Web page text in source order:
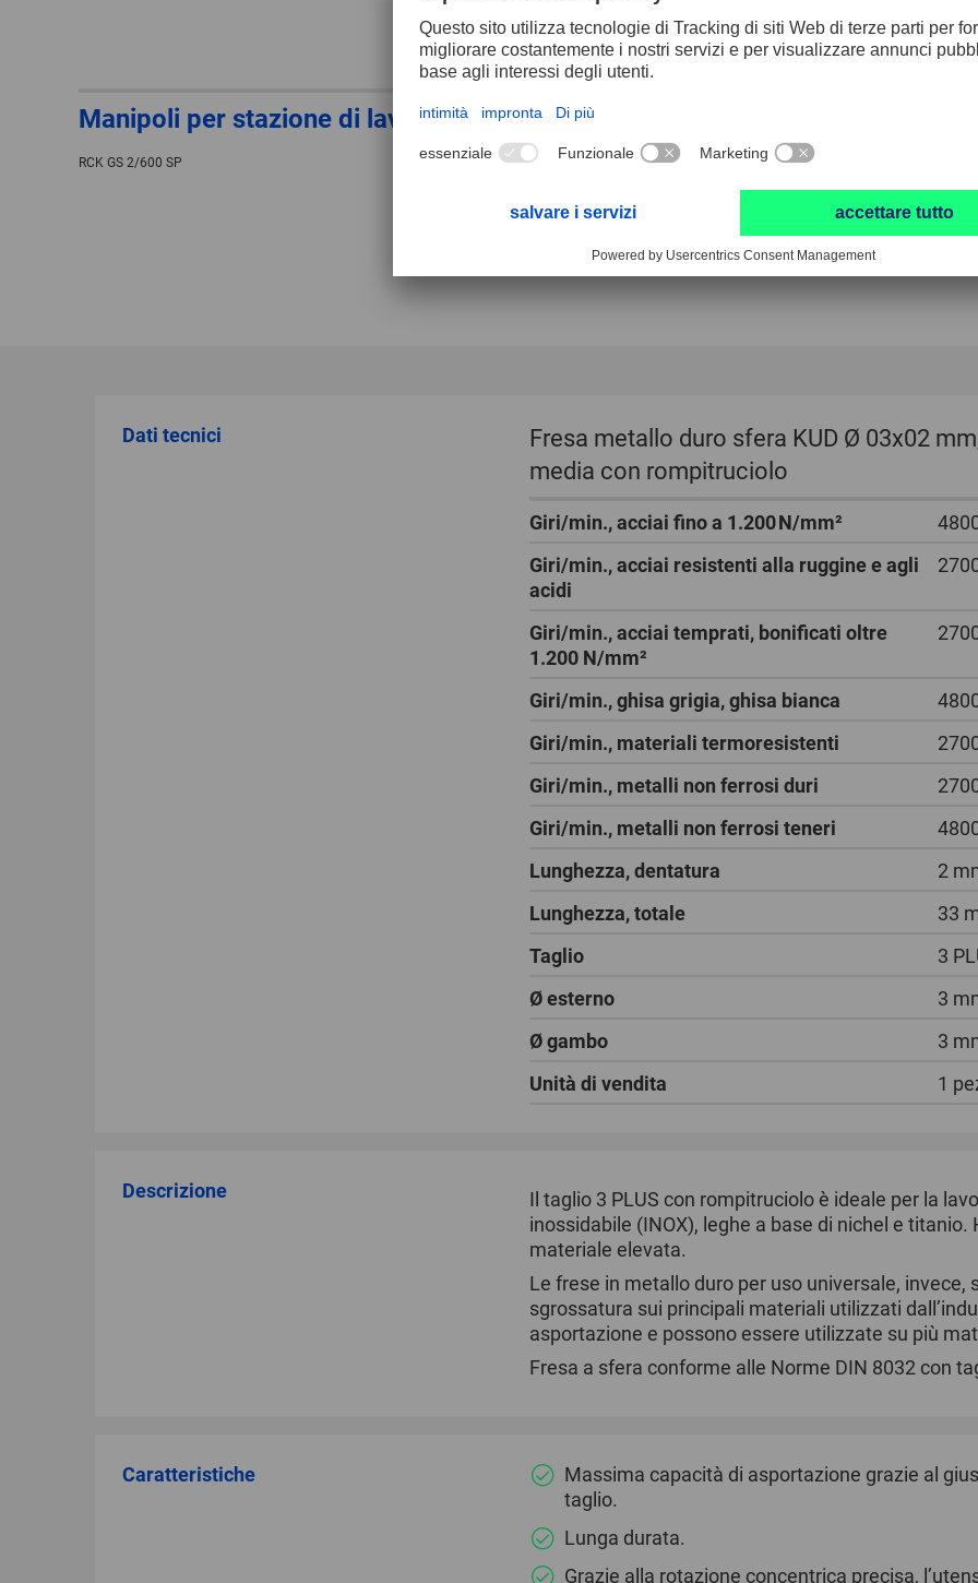
Manipoli per stazione di lavoro RCK
RCK GS 2/600 SP
Dati tecnici
Fresa metallo duro sfera KUD Ø 03x02
media con rompitruciolo
Giri/min., acciai fino a 1.200 N/mm²
Giri/min., acciai resistenti alla ruggine e agli
acidi
Giri/min., acciai temprati, bonificati oltre
1.200 N/mm²
Giri/min., ghisa grigia, ghisa bianca
Giri/min., materiali termoresistenti
Giri/min., metalli non ferrosi duri
Giri/min., metalli non ferrosi teneri
Lunghezza, dentatura
2
Lunghezza, totale
33
Taglio
3
Ø esterno
3
Ø gambo
3
Unità di vendita
1
Descrizione
Il taglio 3 PLUS con rompitruciolo è ideale per la
inossidabile (INOX), leghe a base di nichel e
materiale elevata.
Le frese in metallo duro per uso universale, invece,
sgrossatura sui principali materiali utilizzati
asportazione e possono essere utilizzate su più
Fresa a sfera conforme alle Norme DIN 8032 con
Caratteristiche
Massima capacità di asportazione grazie al
taglio.
Lunga durata.
Grazie alla rotazione concentrica precisa,